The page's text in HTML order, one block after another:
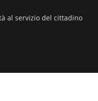
al servizio del cittadino